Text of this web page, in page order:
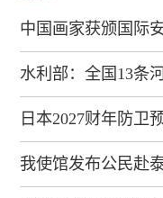
中国画家获颁国际
水利部：全国13条
日本2027财年防卫
我使馆发布公民赴